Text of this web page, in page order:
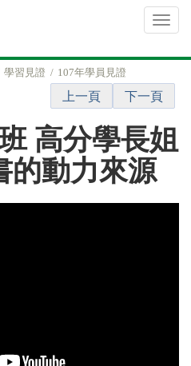
學習見證 107年學員見證
上一頁 下一頁
高分學長姐
的動力來源